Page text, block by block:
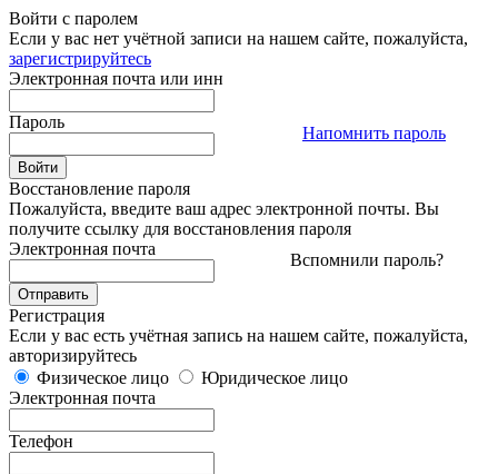
Войти с паролем
Если у вас нет учётной записи на нашем сайте, пожалуйста,
зарегистрируйтесь
Электронная почта или инн
Пароль
Напомнить пароль
Восстановление пароля
Пожалуйста, введите ваш адрес электронной почты. Вы
получите ссылку для восстановления пароля
Электронная почта
Вспомнили пароль?
Регистрация
Если у вас есть учётная запись на нашем сайте, пожалуйста,
авторизируйтесь
Физическое лицо
Юридическое лицо
Электронная почта
Телефон